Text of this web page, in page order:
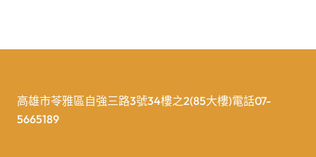
高雄市苓雅區自強三路3號34樓之2(85大樓)電話07-
5665189